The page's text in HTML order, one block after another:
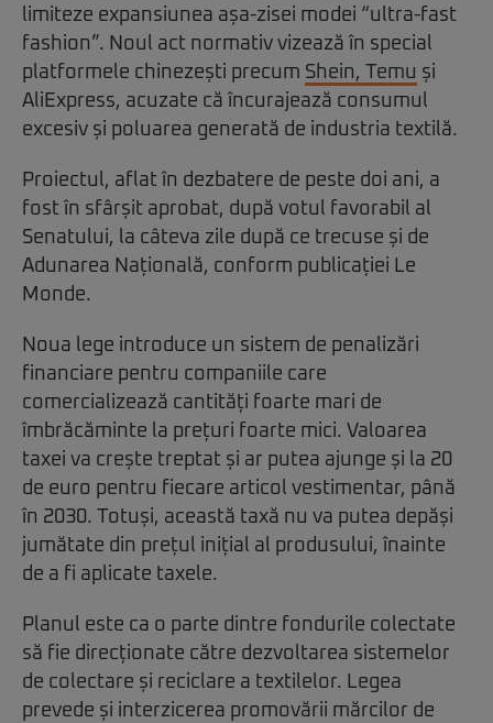
limiteze expansiunea așa-zisei modei “ultra-fast
fashion”. Noul act normativ vizează în special
platformele chinezești precum Shein, Temu și
AliExpress, acuzate că încurajează consumul
excesiv și poluarea generată de industria textilă.
Proiectul, aflat în dezbatere de peste doi ani, a
fost în sfârșit aprobat, după votul favorabil al
Senatului, la câteva zile după ce trecuse și de
Adunarea Națională, conform publicației Le
Monde.
Noua lege introduce un sistem de penalizări
financiare pentru companiile care
comercializează cantități foarte mari de
îmbrăcăminte la prețuri foarte mici. Valoarea
taxei va crește treptat și ar putea ajunge și la 20
de euro pentru fiecare articol vestimentar, până
în 2030. Totuși, această taxă nu va putea depăși
jumătate din prețul inițial al produsului, înainte
de a fi aplicate taxele.
Planul este ca o parte dintre fondurile colectate
să fie direcționate către dezvoltarea sistemelor
de colectare și reciclare a textilelor. Legea
prevede și interzicerea promovării mărcilor de